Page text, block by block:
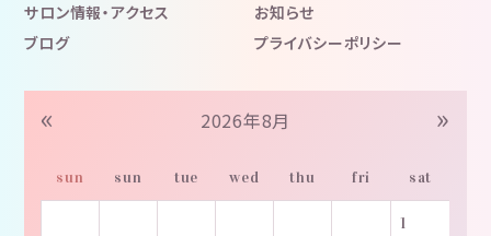
サロン情報・アクセス
お知らせ
ブログ
プライバシーポリシー
« 2026年8月 »
sun sun tue wed thu fri sat
1